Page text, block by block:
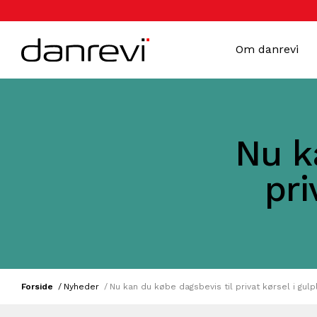
Om danrevi
Nu
Forside Nyheder Nu kan du købe dagsbevis til privat kørsel i